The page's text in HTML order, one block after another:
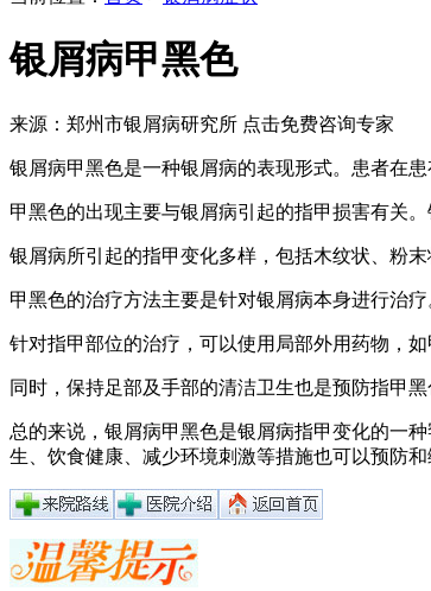
银屑病甲黑色
来源：郑州市银屑病研究所 点击免费咨询专家
银屑病甲黑色是一种银屑病的表现形式。患者在
甲黑色的出现主要与银屑病引起的指甲损害有关
银屑病所引起的指甲变化多样，包括木纹状、粉
甲黑色的治疗方法主要是针对银屑病本身进行治
针对指甲部位的治疗，可以使用局部外用药物，
同时，保持足部及手部的清洁卫生也是预防指甲
总的来说，银屑病甲黑色是银屑病指甲变化的一
生、饮食健康、减少环境刺激等措施也可以预防